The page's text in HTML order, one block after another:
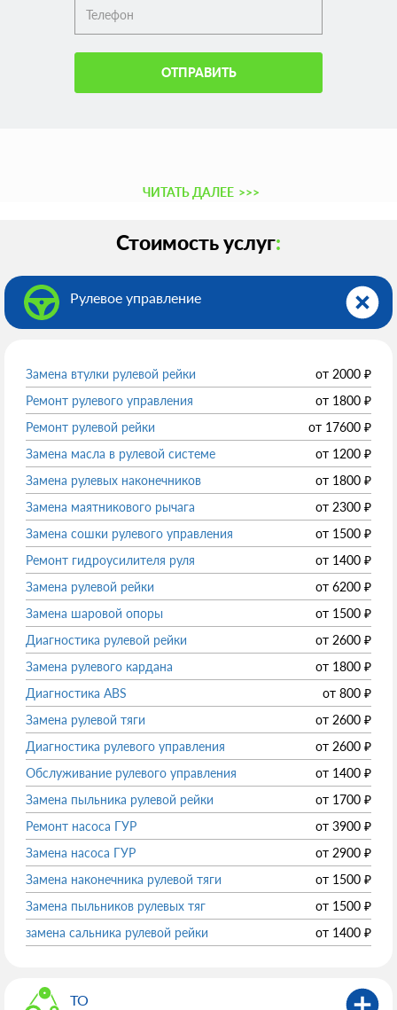
ОТПРАВИТЬ
ЧИТАТЬ ДАЛЕЕ >>>
Стоимость услуг:
Рулевое управление
Замена втулки рулевой рейки от 2000 ₽
Ремонт рулевого управления
от 1800 ₽
Ремонт рулевой рейки
от 17600 ₽
Замена масла в рулевой системе
от 1200 ₽
Замена рулевых наконечников
от 1800 ₽
Замена маятникового рычага
от 2300 ₽
Замена сошки рулевого управления
от 1500 ₽
Ремонт гидроусилителя руля
от 1400 ₽
Замена рулевой рейки
от 6200 ₽
Замена шаровой опоры
от 1500 ₽
Диагностика рулевой рейки
от 2600 ₽
Замена рулевого кардана
от 1800 ₽
Диагностика ABS
от 800 ₽
Замена рулевой тяги
от 2600 ₽
Диагностика рулевого управления
от 2600 ₽
Обслуживание рулевого управления
от 1400 ₽
Замена пыльника рулевой рейки
от 1700 ₽
Ремонт насоса ГУР
от 3900 ₽
Замена насоса ГУР
от 2900 ₽
Замена наконечника рулевой тяги
от 1500 ₽
Замена пыльников рулевых тяг
от 1500 ₽
замена сальника рулевой рейки
от 1400 ₽
ТО